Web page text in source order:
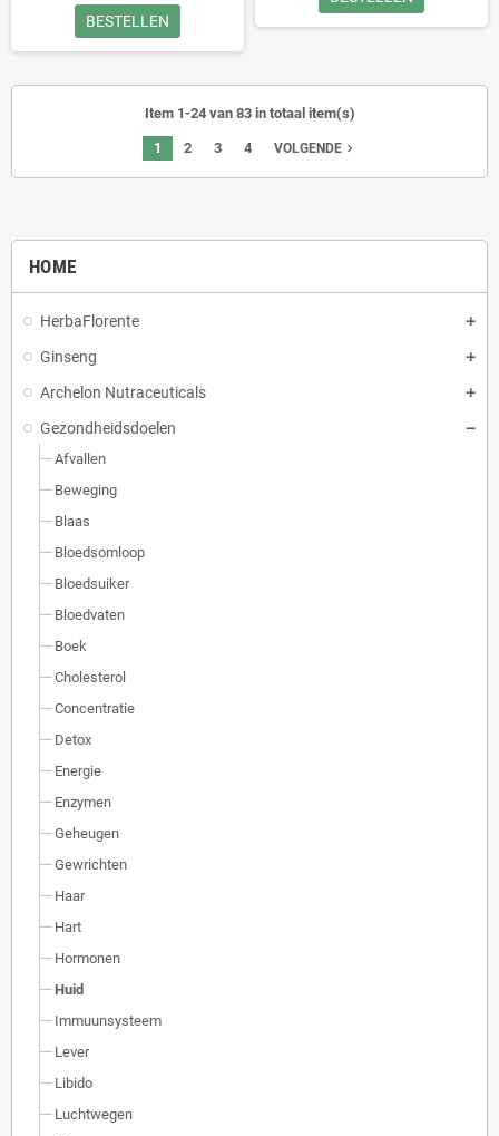
HOME
HerbaFlorente
Ginseng
Archelon Nutraceuticals
Gezondheidsdoelen
Afvallen
Beweging
Blaas
Bloedsomloop
Bloedsuiker
Bloedvaten
Boek
Cholesterol
Concentratie
Detox
Energie
Enzymen
Geheugen
Gewrichten
Haar
Hart
Hormonen
Huid
Immuunsysteem
Lever
Libido
Luchtwegen
BESTELLEN
Item 1-24 van 83 in totaal item(s)
1 2 3 4 VOLGENDEnavigate_next